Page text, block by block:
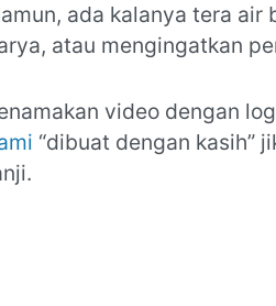
ada kalanya tera
atau mengingatkan
video dengan
“dibuat dengan kasih”